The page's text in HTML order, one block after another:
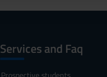
Services and Faq